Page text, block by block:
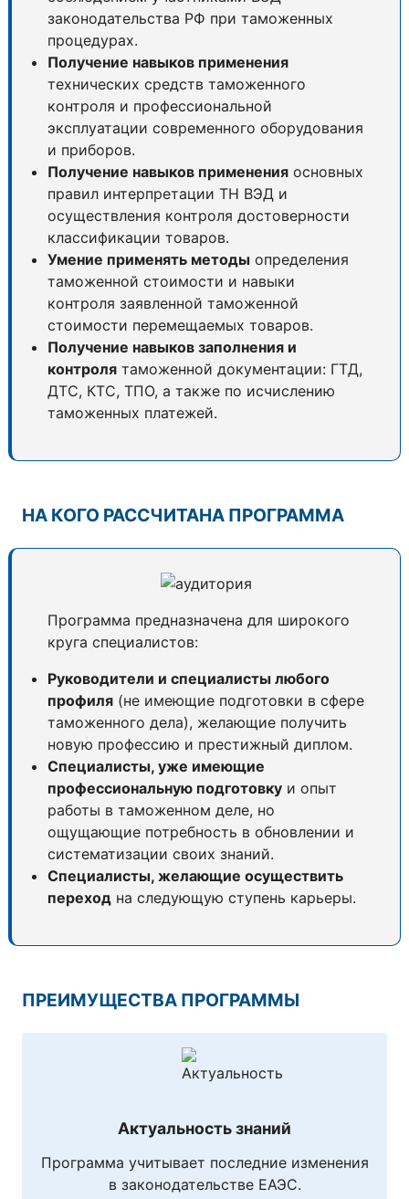
законодательства РФ при таможенных
процедурах.
Получение навыков применения
технических средств таможенного
контроля и профессиональной
эксплуатации современного оборудования
и приборов.
Получение навыков применения основных
правил интерпретации ТН ВЭД и
осуществления контроля достоверности
классификации товаров.
Умение применять методы определения
таможенной стоимости и навыки
контроля заявленной таможенной
стоимости перемещаемых товаров.
Получение навыков заполнения и
контроля таможенной документации: ГТД,
ДТС, КТС, ТПО, а также по исчислению
таможенных платежей.
НА КОГО РАССЧИТАНА ПРОГРАММА
Программа предназначена для широкого
круга специалистов:
Руководители и специалисты любого
профиля (не имеющие подготовки в сфере
таможенного дела), желающие получить
новую профессию и престижный диплом.
Специалисты, уже имеющие
профессиональную подготовку и опыт
работы в таможенном деле, но
ощущающие потребность в обновлении и
систематизации своих знаний.
Специалисты, желающие осуществить
переход на следующую ступень карьеры.
ПРЕИМУЩЕСТВА ПРОГРАММЫ
Актуальность знаний
Программа учитывает последние изменения
в законодательстве ЕАЭС.